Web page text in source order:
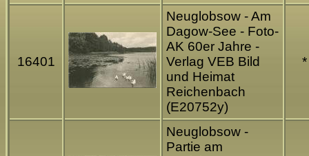
16401
Neuglobsow - Am
Dagow-See - Foto-
AK 60er Jahre -
Verlag VEB Bild
und Heimat
Reichenbach
(E20752y)
*
Neuglobsow -
Partie am